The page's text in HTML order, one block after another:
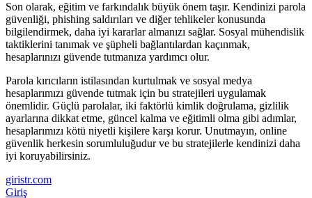
Son olarak, eğitim ve farkındalık büyük önem taşır. Kendinizi parola
güvenliği, phishing saldırıları ve diğer tehlikeler konusunda
bilgilendirmek, daha iyi kararlar almanızı sağlar. Sosyal mühendislik
taktiklerini tanımak ve şüpheli bağlantılardan kaçınmak,
hesaplarınızı güvende tutmanıza yardımcı olur.
Parola kırıcıların istilasından kurtulmak ve sosyal medya
hesaplarımızı güvende tutmak için bu stratejileri uygulamak
önemlidir. Güçlü parolalar, iki faktörlü kimlik doğrulama, gizlilik
ayarlarına dikkat etme, güncel kalma ve eğitimli olma gibi adımlar,
hesaplarımızı kötü niyetli kişilere karşı korur. Unutmayın, online
güvenlik herkesin sorumluluğudur ve bu stratejilerle kendinizi daha
iyi koruyabilirsiniz.
giristr.com
Giriş